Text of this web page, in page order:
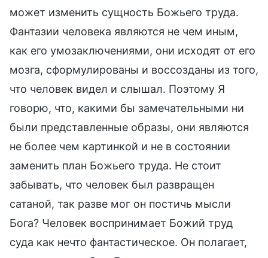
может изменить сущность Божьего труда.
Фантазии человека являются не чем иным,
как его умозаключениями, они исходят от его
мозга, сформулированы и воссозданы из того,
что человек видел и слышал. Поэтому Я
говорю, что, какими бы замечательными ни
были представленные образы, они являются
не более чем картинкой и не в состоянии
заменить план Божьего труда. Не стоит
забывать, что человек был развращен
сатаной, так разве мог он постичь мысли
Бога? Человек воспринимает Божий труд
суда как нечто фантастическое. Он полагает,